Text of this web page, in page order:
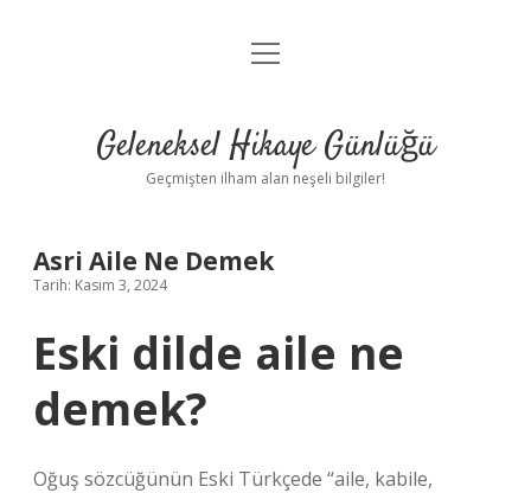
Anasayfa
Yasal Uyarı
menüyü
Geleneksel Hikaye Günlüğü
Geçmişten ilham alan neşeli bilgiler!
Asri Aile Ne Demek
Tarih: Kasım 3, 2024
Eski dilde aile ne
demek?
Oğuş sözcüğünün Eski Türkçede “aile, kabile,